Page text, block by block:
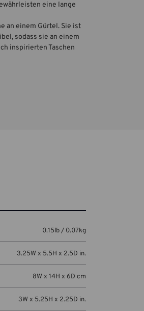
eine lange
an einem Gürtel. Sie ist
sodass sie an einem
inspirierten Taschen
0.15lb / 0.07kg
3.25W x 5.5H x 2.5D in.
8W x 14H x 6D cm
3W x 5.25H x 2.25D in.